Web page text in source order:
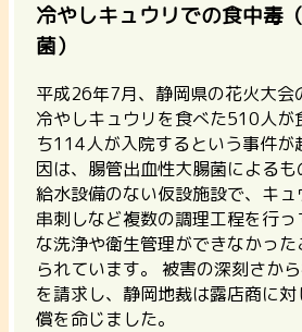
冷やしキュウリでの食中毒
菌）
平成26年7月、静岡県の花火大会
冷やしキュウリを食べた510人が
ち114人が入院するという事件が
因は、 腸管出血性大腸菌によるも
給水設備のない仮設施設で、キ
串刺しなど複数の調理工程を行
な洗浄や衛生管理ができなかっ
られています。 被害の深刻さか
を請求し、 静岡地裁は露店商に
償を命じました。